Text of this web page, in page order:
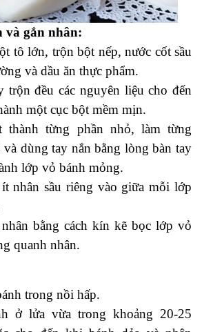
và gắn nhân:
tô lớn, trộn bột nếp, nước cốt sầu
và dầu ăn thực phẩm.
trộn đều các nguyên liệu cho đến
một cục bột mềm mịn.
thành từng phần nhỏ, làm từng
dùng tay nắn bằng lòng bàn tay
lớp vỏ bánh mỏng.
nhân sầu riêng vào giữa mỗi lớp
bằng cách kín kẽ bọc lớp vỏ
quanh nhân.
trong nồi hấp.
ở lửa vừa trong khoảng 20-25